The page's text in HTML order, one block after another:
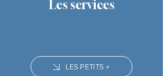
Les services
LES PETITS +